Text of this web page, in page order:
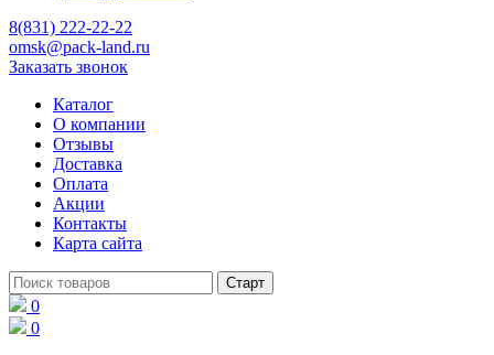
8(831) 222-22-22
omsk@pack-land.ru
Заказать звонок
Каталог
О компании
Отзывы
Доставка
Оплата
Акции
Контакты
Карта сайта
0
0